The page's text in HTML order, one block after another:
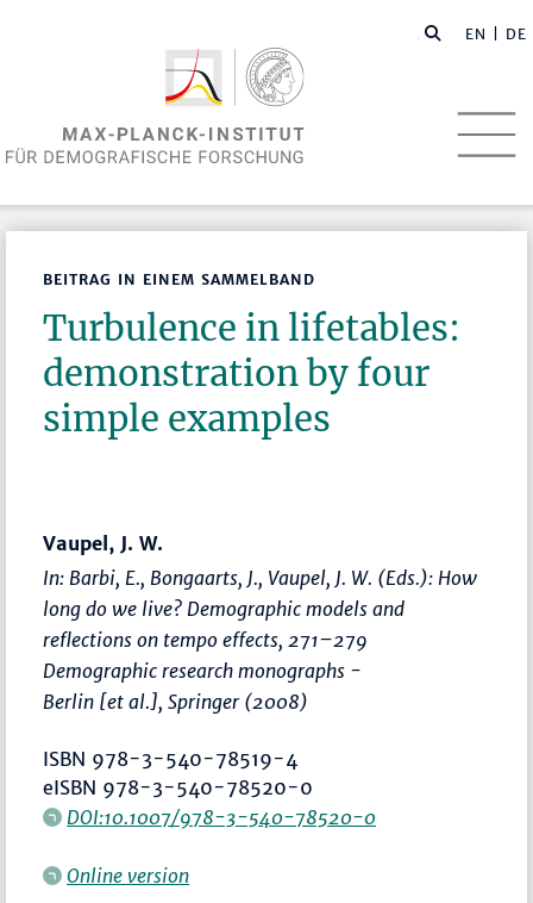
EN | DE
BEITRAG IN EINEM SAMMELBAND
Turbulence in lifetables:
demonstration by four
simple examples
Vaupel, J. W.
In: Barbi, E., Bongaarts, J., Vaupel, J. W. (Eds.): How
long do we live? Demographic models and
reflections on tempo effects,271–279
Demographic research monographs -
Berlin [et al.], Springer (2008)
ISBN 978-3-540-78519-4
eISBN 978-3-540-78520-0
DOI:10.1007/978-3-540-78520-0
Online version